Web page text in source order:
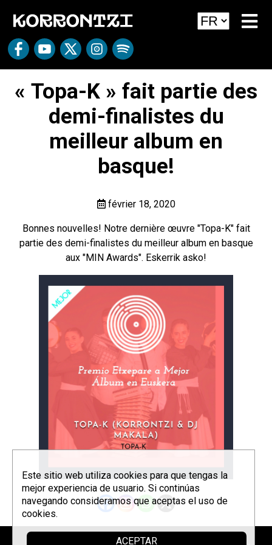
« Topa-K » fait partie des
demi-finalistes du
meilleur album en
basque!
février 18, 2020
Bonnes nouvelles! Notre dernière œuvre "Topa-K" fait
partie des demi-finalistes du meilleur album en basque
aux "MIN Awards". Eskerrik asko!
Este sitio web utiliza cookies para que tengas la
mejor experiencia de usuario. Si continúas
navegando consideramos que aceptas el uso de
cookies.
ACEPTAR